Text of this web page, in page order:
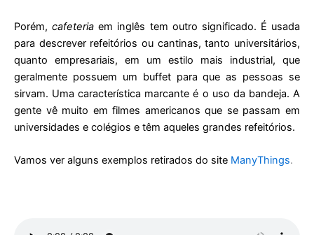
Porém,cafeteriaem inglês tem outro significado. É usada
para descrever refeitórios ou cantinas, tanto universitários,
quanto empresariais, em um estilo mais industrial, que
geralmente possuem um buffet para que as pessoas se
sirvam. Uma característica marcante é o uso da bandeja. A
gente vê muito em filmes americanos que se passam em
universidades e colégios e têm aqueles grandes refeitórios.
Vamos ver alguns exemplos retirados do site ManyThings.